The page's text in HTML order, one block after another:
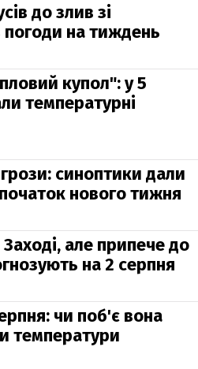
до злив зі
на тиждень
купол": у 5
температурні
синоптики дали
нового тижня
але припече до
на 2 серпня
чи поб'є вона
температури